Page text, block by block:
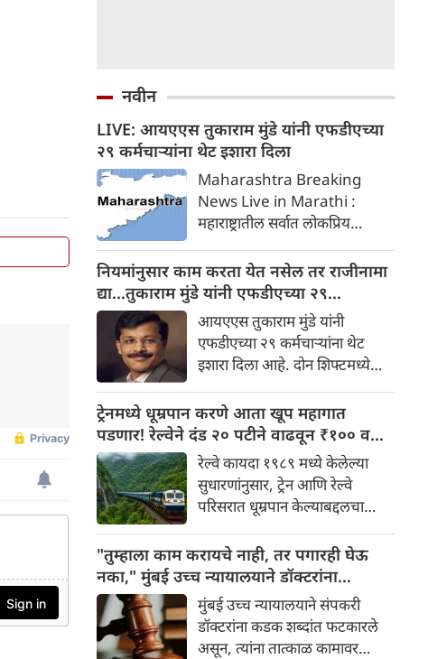
नवीन
LIVE: आयएएस तुकाराम मुंडे यांनी एफडीएच्या
२९ कर्मचाऱ्यांना थेट इशारा दिला
Maharashtra Breaking
News Live in Marathi :
महाराष्ट्रातील सर्वात लोकप्रिय
कडक कार्यशैलीसाठी ओळखले
जाणारे तुकाराम मुंडे पुन्हा एकदा
चर्चेत आले आहे. अन्न व औषध
प्रशासन आयुक्त म्हणून पदभार
स्वीकारल्यानंतर मुंडे यांनी विभागात
शिस्त लागू करण्यास सुरुवात केली
आहे.
नियमांनुसार काम करता येत नसेल तर राजीनामा
द्या…तुकाराम मुंडे यांनी एफडीएच्या २९
कर्मचाऱ्यांना थेट इशाराआयएएस तुकाराम मुंडे यांनी
एफडीएच्या २९ कर्मचाऱ्यांना थेट
इशारा दिला आहे. दोन शिफ्टमध्ये
विरोधात आंदोलन करणाऱ्या
कर्मचाऱ्यांविरुद्ध मुंडे यांनी कठोर
भूमिका घेतली आहे.
ट्रेनमध्ये धूम्रपान करणे आता खूप महागात
पडणार! रेल्वेने दंड २० पटीने वाढवून ₹१०० वरून
₹२,००० केला
रेल्वे कायदा १९८९ मध्ये केलेल्या
सुधारणांनुसार, ट्रेन आणि रेल्वे
परिसरात धूम्रपान केल्याबद्दलचा
पर्यंत वाढवण्यात आला आहे. तिकीट
जप्त करण्याची तरतूदही करण्यात
आली आहे.
"तुम्हाला काम करायचे नाही, तर पगारही घेऊ
नका," मुंबई उच्च न्यायालयाने डॉक्टरांना
फटकारले; संप तात्काळ मागे घेण्याचे आदेश
मुंबई उच्च न्यायालयाने संपकरी
डॉक्टरांना कडक शब्दांत फटकारले
असून, त्यांना तात्काळ कामावर